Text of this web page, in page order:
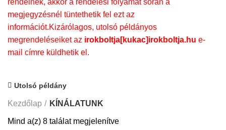
rendelnek, akkor a rendelési folyamat során a
megjegyzésnél tüntethetik fel ezt az
információt.Kizárólagos, utolsó példányos
megrendeléseiket az irokboltja[kukac]irokboltja.hu e-
mail címre küldhetik el.
Utolsó példány
Kezdőlap KÍNÁLATUNK
Mind a(z) 8 találat megjelenítve